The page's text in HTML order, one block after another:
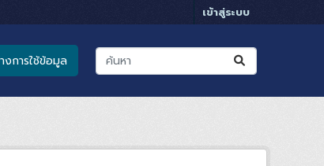
เข้าสู่ระบบ
การใช้ข้อมูล